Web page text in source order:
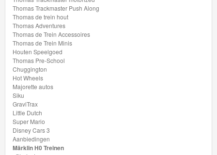
Pre-
School
Chuggington
Hot
Wheels
Majorette
autos
Siku
Thomas Trackmaster Push Along
Thomas de trein hout
Thomas Adventures
Thomas de Trein Accessoires
Thomas de Trein Minis
Houten Speelgoed
Thomas Pre-School
Chuggington
Hot Wheels
Majorette autos
Siku
GraviTrax
Little Dutch
Super Mario
Disney Cars 3
Aanbiedingen
Märklin H0 Treinen